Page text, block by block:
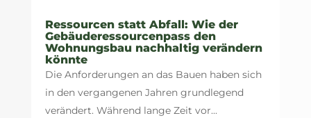
Ressourcen statt Abfall: Wie der
Gebäuderessourcenpass den
Wohnungsbau nachhaltig verändern
könnte
Die Anforderungen an das Bauen haben sich
in den vergangenen Jahren grundlegend
verändert. Während lange Zeit vor...